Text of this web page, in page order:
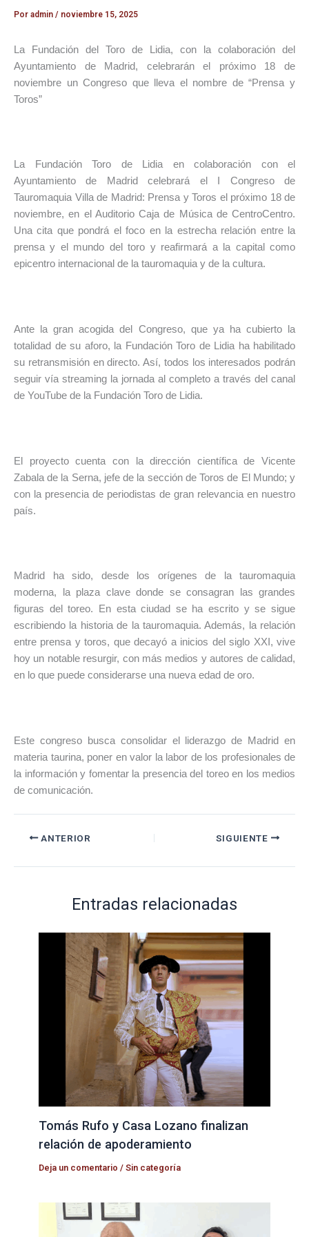
Por admin / noviembre 15, 2025
La Fundación del Toro de Lidia, con la colaboración del
Ayuntamiento de Madrid, celebrarán el próximo 18 de
noviembre un Congreso que lleva el nombre de “Prensa y
Toros”
La Fundación Toro de Lidia en colaboración con el
Ayuntamiento de Madrid celebrará el I Congreso de
Tauromaquia Villa de Madrid: Prensa y Toros el próximo 18 de
noviembre, en el Auditorio Caja de Música de CentroCentro.
Una cita que pondrá el foco en la estrecha relación entre la
prensa y el mundo del toro y reafirmará a la capital como
epicentro internacional de la tauromaquia y de la cultura.
Ante la gran acogida del Congreso, que ya ha cubierto la
totalidad de su aforo, la Fundación Toro de Lidia ha habilitado
su retransmisión en directo. Así, todos los interesados podrán
seguir vía streaming la jornada al completo a través del canal
de YouTube de la Fundación Toro de Lidia.
El proyecto cuenta con la dirección científica de Vicente
Zabala de la Serna, jefe de la sección de Toros de El Mundo; y
con la presencia de periodistas de gran relevancia en nuestro
país.
Madrid ha sido, desde los orígenes de la tauromaquia
moderna, la plaza clave donde se consagran las grandes
figuras del toreo. En esta ciudad se ha escrito y se sigue
escribiendo la historia de la tauromaquia. Además, la relación
entre prensa y toros, que decayó a inicios del siglo XXI, vive
hoy un notable resurgir, con más medios y autores de calidad,
en lo que puede considerarse una nueva edad de oro.
Este congreso busca consolidar el liderazgo de Madrid en
materia taurina, poner en valor la labor de los profesionales de
la información y fomentar la presencia del toreo en los medios
de comunicación.
ANTERIOR SIGUIENTE
Entradas relacionadas
Tomás Rufo y Casa Lozano finalizan
relación de apoderamiento
Deja un comentario /Sin categoría